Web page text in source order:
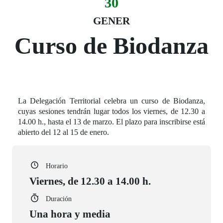
Fecha del evento
GENER
30 de gener
Curso de Biodanza
La Delegación Territorial celebra un curso de Biodanza,
cuyas sesiones tendrán lugar todos los viernes, de 12.30 a
14.00 h., hasta el 13 de marzo. El plazo para inscribirse está
abierto del 12 al 15 de enero.
Horario
Viernes, de 12.30 a 14.00 h.
Duración
Una hora y media